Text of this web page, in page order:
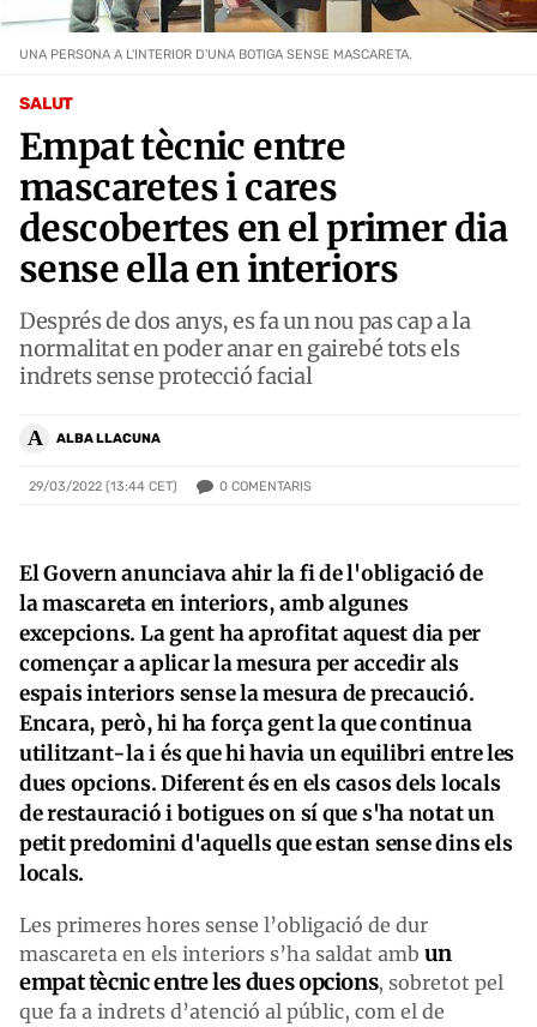
SALUT
Empat tècnic entre
mascaretes i cares
descobertes en el primer dia
sense ella en interiors
Després de dos anys, es fa un nou pas cap a la
normalitat en poder anar en gairebé tots els
indrets sense protecció facial
A ALBA LLACUNA
29/03/2022 (13:44 CET) 0 COMENTARIS
UNA PERSONA A L'INTERIOR D'UNA BOTIGA SENSE MASCARETA.
El Govern anunciava ahir la fi de l'obligació de
la mascareta en interiors, amb algunes
excepcions. La gent ha aprofitat aquest dia per
començar a aplicar la mesura per accedir als
espais interiors sense la mesura de precaució.
Encara, però, hi ha força gent la que continua
utilitzant-la i és que hi havia un equilibri entre les
dues opcions. Diferent és en els casos dels locals
de restauració i botigues on sí que s'ha notat un
petit predomini d'aquells que estan sense dins els
locals.
Les primeres hores sense l’obligació de dur
mascareta en els interiors s’ha saldat amb un
empat tècnic entre les dues opcions, sobretot pel
que fa a indrets d’atenció al públic, com el de